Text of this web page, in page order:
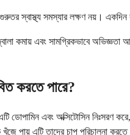
স্বাস্থ্য সমস্যার লক্ষণ নয়। একদিন
কমায় এবং সামগ্রিকভাবে
করতে পারে?
ডোপামিন এবং অক্সিটোসিন নিঃসরণ
পায় এটি তাদের চাপ পরিচালনা